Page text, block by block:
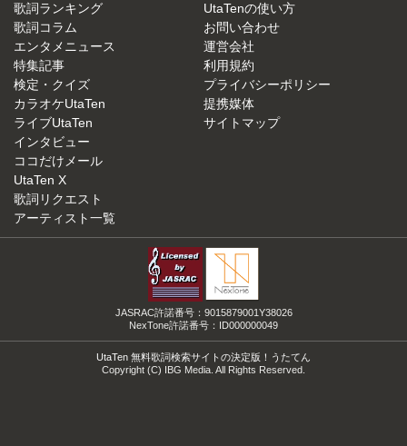
歌詞ランキング
歌詞コラム
エンタメニュース
特集記事
検定・クイズ
カラオケUtaTen
ライブUtaTen
インタビュー
ココだけメール
UtaTen X
歌詞リクエスト
アーティスト一覧
UtaTenの使い方
お問い合わせ
運営会社
利用規約
プライバシーポリシー
提携媒体
サイトマップ
JASRAC許諾番号：9015879001Y38026
NexTone許諾番号：ID000000049
UtaTen 無料歌詞検索サイトの決定版！うたてん
Copyright (C) IBG Media. All Rights Reserved.